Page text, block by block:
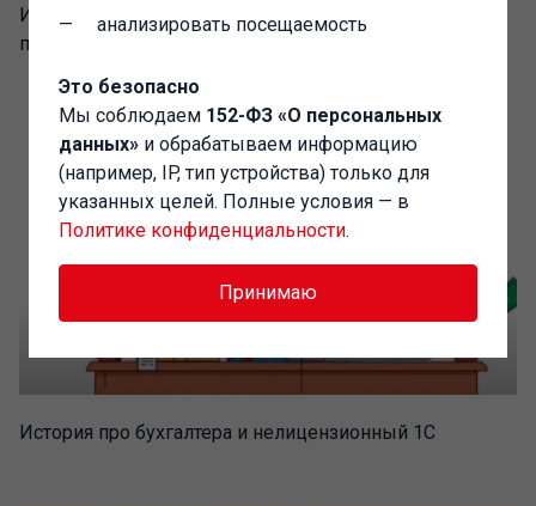
Интервью с руководителем фирмы "ВСК" об опыте
получения статуса ССП
История про бухгалтера и нелицензионный 1С
анализировать посещаемость
Это безопасно
Мы соблюдаем 152-ФЗ «О персональных
данных» и обрабатываем информацию
(например, IP, тип устройства) только для
указанных целей. Полные условия — в
Политике конфиденциальности.
Принимаю